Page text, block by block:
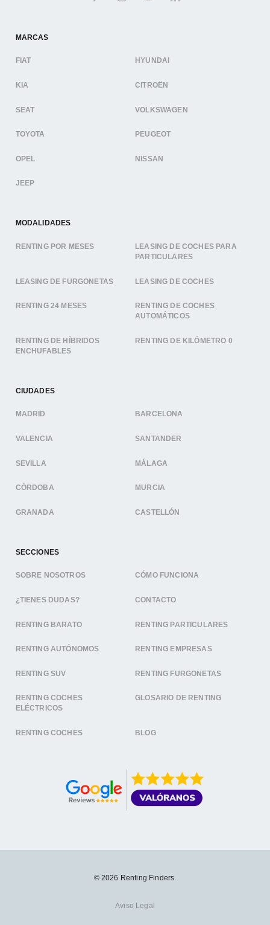
MARCAS
FIAT HYUNDAI
KIA CITROËN
SEAT VOLKSWAGEN
TOYOTA PEUGEOT
OPEL NISSAN
JEEP
MODALIDADES
RENTING POR MESES
LEASING DE COCHES PARA
PARTICULARES
LEASING DE FURGONETAS LEASING DE COCHES
RENTING 24 MESES
RENTING DE COCHES
AUTOMÁTICOS
RENTING DE HÍBRIDOS
ENCHUFABLES
RENTING DE KILÓMETRO 0
CIUDADES
MADRID BARCELONA
VALENCIA SANTANDER
SEVILLA MÁLAGA
CÓRDOBA MURCIA
GRANADA CASTELLÓN
SECCIONES
SOBRE NOSOTROS CÓMO FUNCIONA
¿TIENES DUDAS? CONTACTO
RENTING BARATO RENTING PARTICULARES
RENTING AUTÓNOMOS RENTING EMPRESAS
RENTING SUV RENTING FURGONETAS
RENTING COCHES
ELÉCTRICOS
GLOSARIO DE RENTING
RENTING COCHES BLOG
© 2026 Renting Finders.
Aviso Legal